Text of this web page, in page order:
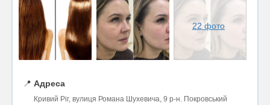
22 фото
📍 Адреса
Кривий Ріг, вулиця Романа Шухевича, 9 р-н. Покровський